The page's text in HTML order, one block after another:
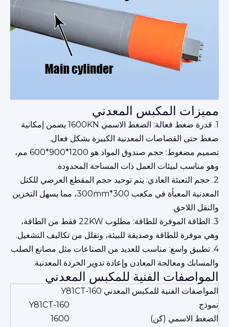
مميزات المكبس المعدني
1. قدرة ضغط فعالة: الضغط الاسمي 1600KN يضمن إمكانية
ضغط حتى القصاصات المعدنية الكبيرة بشكل فعال.
تصميم مضغوط: حجم صندوق المواد هو 1200*900*600 مم،
وهو مناسب لبيئات العمل ذات المساحة المحدودة.
2. حجم التعبئة العادي: يتم توحيد حجم المقطع العرضي للكتل
المعدنية المعبأة في مكعب 300*300mm، مما يسهل التخزين
والنقل اللاحق.
3. الطاقة الموفرة للطاقة: مطلوب 22KW فقط من الطاقة،
وهي موفرة للطاقة وصديقة للبيئة، وتقلل من تكاليف التشغيل.
4. تطبيق واسع: مناسب للعديد من الصناعات مثل مصانع الصلب
والمسابك ومعالجة المعادن وإعادة تدوير الخردة المعدنية.
المواصفات الفنية للمكبس المعدني
المواصفات الفنية للمكبس المعدني Y81CT-160
نموذج
Y81CT-160
الضغط الاسمي (كن)
1600